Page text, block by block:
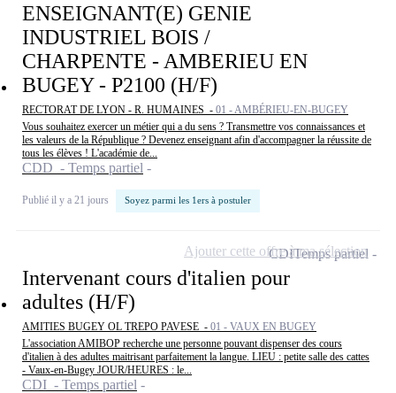
ENSEIGNANT(E) GENIE
INDUSTRIEL BOIS /
CHARPENTE - AMBERIEU EN
BUGEY - P2100 (H/F)
RECTORAT DE LYON - R. HUMAINES - 01 - AMBÉRIEU-EN-BUGEY
Vous souhaitez exercer un métier qui a du sens ? Transmettre vos connaissances et
les valeurs de la République ? Devenez enseignant afin d'accompagner la réussite de
tous les élèves ! L'académie de...
CDD - Temps partiel
Publié il y a 21 jours Soyez parmi les 1ers à postuler
Intervenant cours d'italien pour
adultes (H/F)
AMITIES BUGEY OL TREPO PAVESE - 01 - VAUX EN BUGEY
L'association AMIBOP recherche une personne pouvant dispenser des cours
d'italien à des adultes maitrisant parfaitement la langue. LIEU : petite salle des cattes
- Vaux-en-Bugey JOUR/HEURES : le...
CDI - Temps partiel
CDITemps partiel
Ajouter cette offre à ma sélection